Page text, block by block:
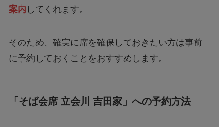
案内 してくれます。
そのため、確実に席を確保しておきたい方は事前
に予約しておくことをおすすめします。
「そば会席 立会川 吉田家」への予約方法